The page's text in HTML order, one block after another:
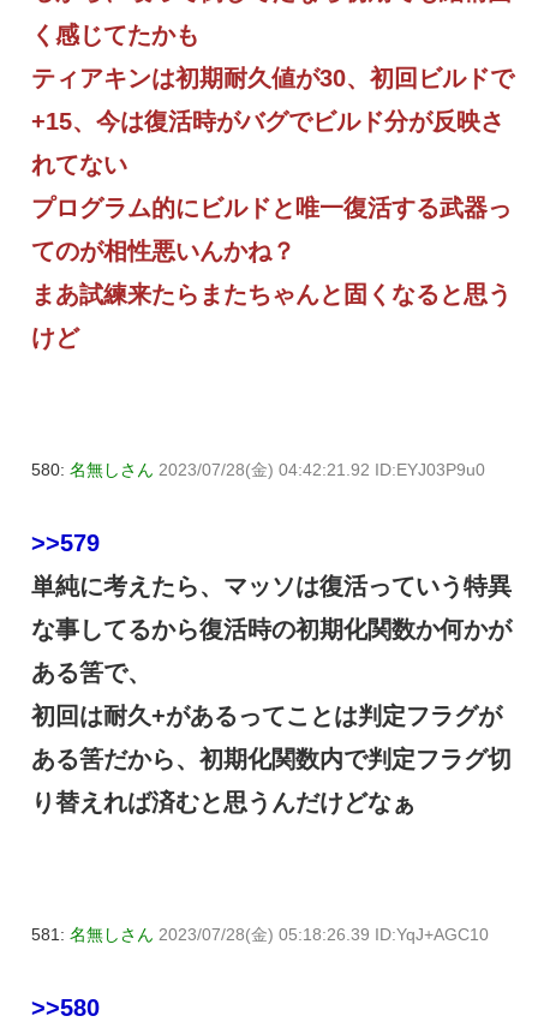
く感じてたかも
ティアキンは初期耐久値が30、初回ビルドで
+15、今は復活時がバグでビルド分が反映さ
れてない
プログラム的にビルドと唯一復活する武器っ
てのが相性悪いんかね？
まあ試練来たらまたちゃんと固くなると思う
けど
580: 名無しさん 2023/07/28(金) 04:42:21.92 ID:EYJ03P9u0
>>579
単純に考えたら、マッソは復活っていう特異
な事してるから復活時の初期化関数か何かが
ある筈で、
初回は耐久+があるってことは判定フラグが
ある筈だから、初期化関数内で判定フラグ切
り替えれば済むと思うんだけどなぁ
581: 名無しさん 2023/07/28(金) 05:18:26.39 ID:YqJ+AGC10
>>580